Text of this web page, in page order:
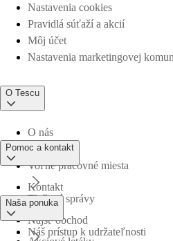
Nastavenia cookies
Pravidlá súťaží a akcií
Môj účet
Nastavenia marketingovej
O Tescu
O nás
Voľné pracovné miesta
Tlačové správy
Náš prístup k udržateľnosti
Pomoc a kontakt
Kontakt
Nájsť obchod
Naša ponuka